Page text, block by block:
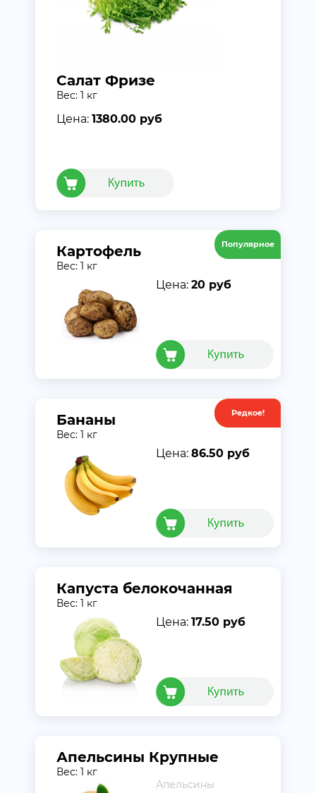
Салат Фризе
Вес: 1 кг
Цена: 1380.00 руб
Популярное
Картофель
Вес: 1 кг
Цена: 20 руб
Акция
Редкое!
Бананы
Вес: 1 кг
Цена: 86.50 руб
Капуста белокочанная
Вес: 1 кг
Цена: 17.50 руб
Апельсины Крупные
Вес: 1 кг
Апельсины